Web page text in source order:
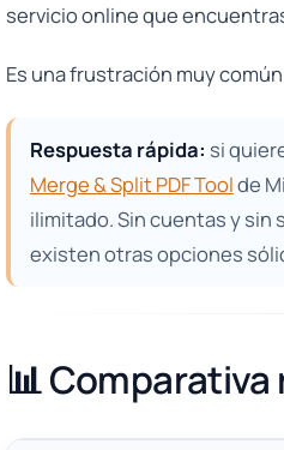
servicio online que
Es una frustración muy
Respuesta rápida: si
Merge & Split PDF Toolde
ilimitado. Sin cuentas y sin
existen otras opciones
📊